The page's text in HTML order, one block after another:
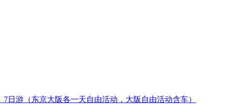
日游（东京大阪各一天自由活动，大阪自由活动含车）